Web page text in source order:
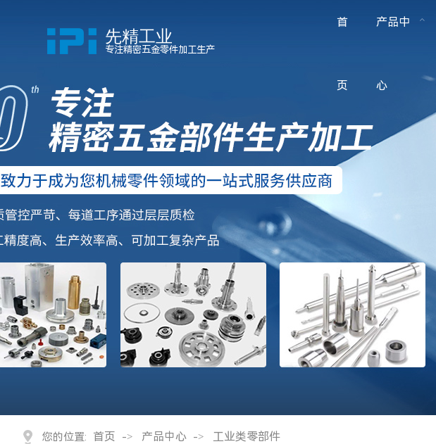
先精工业
专注精密五金零件加工生产
首
页
产品中
心
您的位置: 首页 -> 产品中心 -> 工业类零部件